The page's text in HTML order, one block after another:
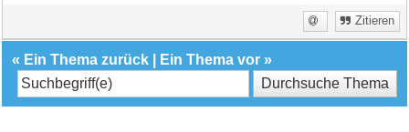
Zitieren
« Ein Thema zurück Ein Thema vor »